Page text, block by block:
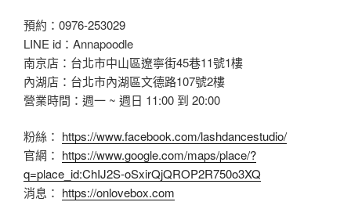
預約：0976-253029
LINE id：Annapoodle
南京店：台北市中山區遼寧街45巷11號1樓
內湖店：台北市內湖區文德路107號2樓
營業時間：週一 ~ 週日 11:00 到 20:00
粉絲： https://www.facebook.com/lashdancestudio/
官網： https://www.google.com/maps/place/?
q=place_id:ChIJ2S-oSxirQjQROP2R750o3XQ
消息： https://onlovebox.com